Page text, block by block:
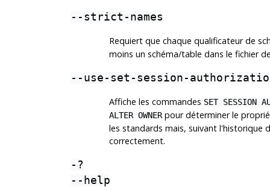
--strict-names
Requiert que chaque qualificateur de
moins un schéma/table dans le fichier
--use-set-session-
Affiche les commandes SET SESSION
ALTER OWNERpour déterminer le
les standards mais, suivant l'historique
correctement.
-?
--help